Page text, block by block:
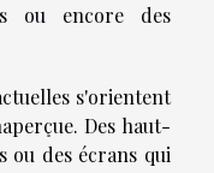
ou encore des
s'orientent
Des haut-
ou des écrans qui